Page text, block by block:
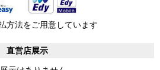
方法をご用意しています
直営店展示